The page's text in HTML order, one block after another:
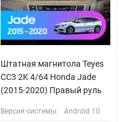
Штатная магнитола Teyes
CC3 2K 4/64 Honda Jade
(2015-2020) Правый руль
Версия системы: Android 10